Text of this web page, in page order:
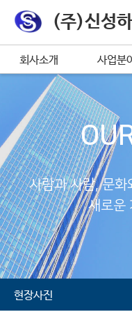
(주)신성
회사소개 사업분
사람과 사람, 문화
새로운
현장사진